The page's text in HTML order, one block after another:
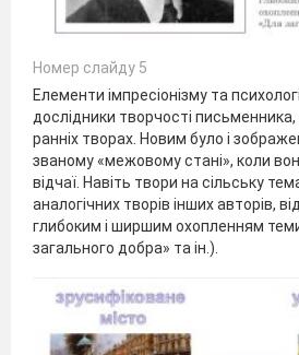
Номер слайду 5
Елементи імпресіонізму та
дослідники творчості письменника,
ранніх творах. Новим було і
званому «межовому стані», коли
відчаї. Навіть твори на сільську
аналогічних творів інших авторів,
глибоким і ширшим охопленням
загального добра» та ін.).